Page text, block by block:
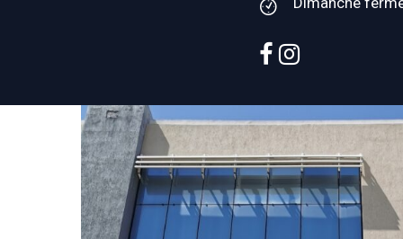
facebook
instagram